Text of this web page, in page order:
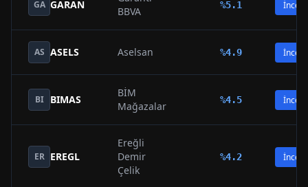
GA GARAN
BBVA
%5.1 İncele
AS ASELS Aselsan %4.9 İncele
BI BIMAS
BİM
Mağazalar
%4.5 İncele
ER EREGL
Ereğli
Demir
Çelik
%4.2 İncele